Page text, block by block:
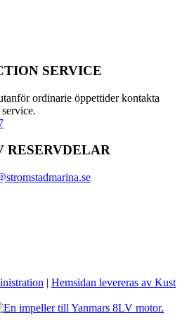
SERVICE
ordinarie öppettider kontakta
RESERVDELAR
| Hemsidan levereras av Kust